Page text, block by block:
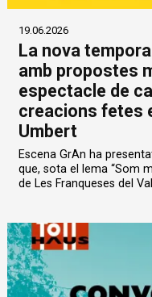
19.06.2026
La nova
amb propostes
espectacle de
creacions fetes
Umbert
Escena GrAn ha
que, sota el lema “Som
de Les Franqueses del